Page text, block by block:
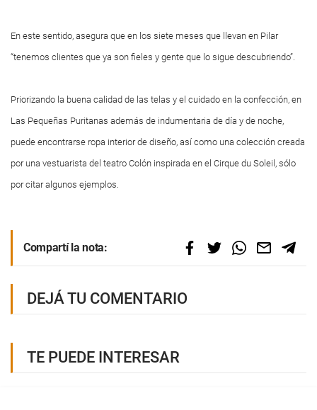
En este sentido, asegura que en los siete meses que llevan en Pilar
“tenemos clientes que ya son fieles y gente que lo sigue descubriendo”.
Priorizando la buena calidad de las telas y el cuidado en la confección, en
Las Pequeñas Puritanas además de indumentaria de día y de noche,
puede encontrarse ropa interior de diseño, así como una colección creada
por una vestuarista del teatro Colón inspirada en el Cirque du Soleil, sólo
por citar algunos ejemplos.
Compartí la nota:
DEJÁ TU COMENTARIO
TE PUEDE INTERESAR